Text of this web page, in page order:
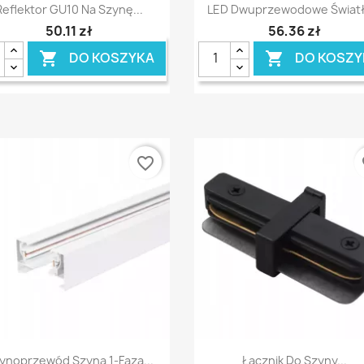
Szybki podgląd
GU10 Na Szynę...
50,11 zł
 DO KOSZYKA
Szybki podgląd
LED Dwuprzewodowe
56,36 zł
 DO
Szybki podgląd
Szyna 1-Faza...
favorite_border
Szybki podgląd
Łącznik Do Szyny...